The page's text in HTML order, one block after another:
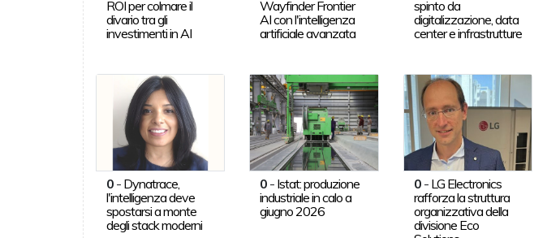
ROI per colmare il
divario tra gli
investimenti in AI
Wayfinder Frontier
AI con l'intelligenza
artificiale avanzata
spinto da
digitalizzazione, data
center e infrastrutture
0- Dynatrace,
l'intelligenza deve
spostarsi a monte
degli stack moderni
0 - Istat: produzione
industriale in calo a
giugno 2026
0- LG Electronics
rafforza la struttura
organizzativa della
divisione Eco